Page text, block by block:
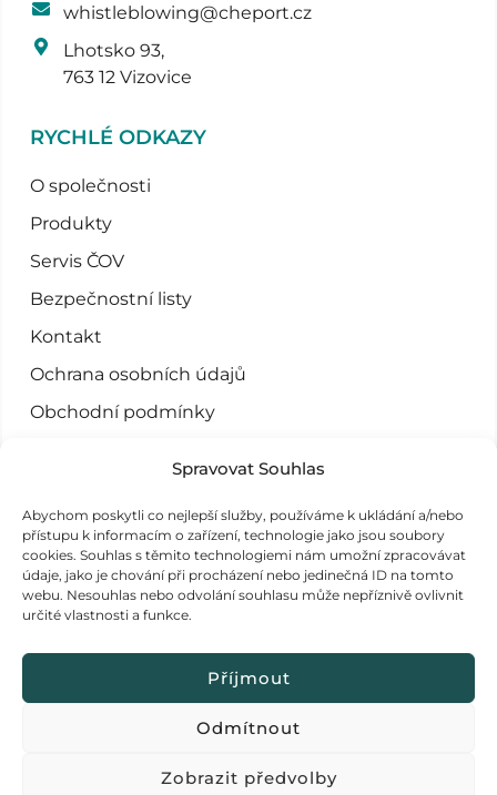
Spravovat Souhlas
Abychom poskytli co nejlepší služby, používáme k ukládání a/nebo
přístupu k informacím o zařízení, technologie jako jsou soubory
cookies. Souhlas s těmito technologiemi nám umožní zpracovávat
údaje, jako je chování při procházení nebo jedinečná ID na tomto
webu. Nesouhlas nebo odvolání souhlasu může nepříznivě ovlivnit
určité vlastnosti a funkce.
Příjmout
Odmítnout
Zobrazit předvolby
whistleblowing@cheport.cz
Lhotsko 93,
763 12 Vizovice
RYCHLÉ ODKAZY
O společnosti
Produkty
Servis ČOV
Bezpečnostní listy
Kontakt
Ochrana osobních údajů
Obchodní podmínky
PRODUKTY
Běžný úklid